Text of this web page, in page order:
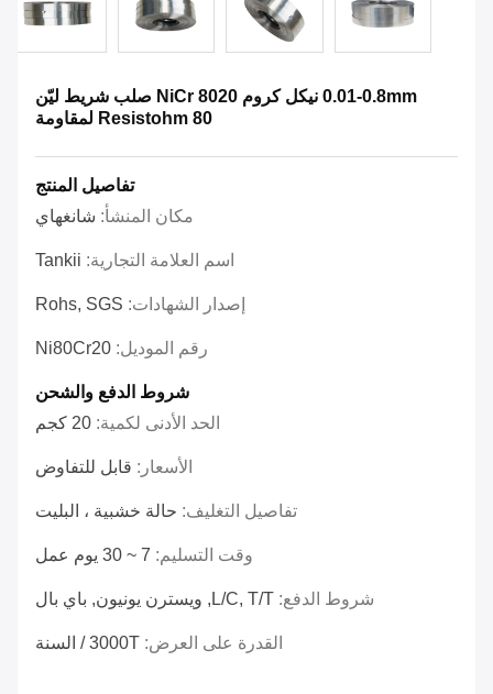
0.01-0.8mm نيكل كروم NiCr 8020 صلب شريط ليّن
Resistohm 80 لمقاومة
تفاصيل المنتج
مكان المنشأ: شانغهاي
اسم العلامة التجارية: Tankii
إصدار الشهادات: Rohs, SGS
رقم الموديل: Ni80Cr20
شروط الدفع والشحن
الحد الأدنى لكمية: 20 كجم
الأسعار: قابل للتفاوض
تفاصيل التغليف: حالة خشبية ، البليت
وقت التسليم: 7 ~ 30 يوم عمل
شروط الدفع: L/C, T/T, ويسترن يونيون, باي بال
القدرة على العرض: 3000T / السنة